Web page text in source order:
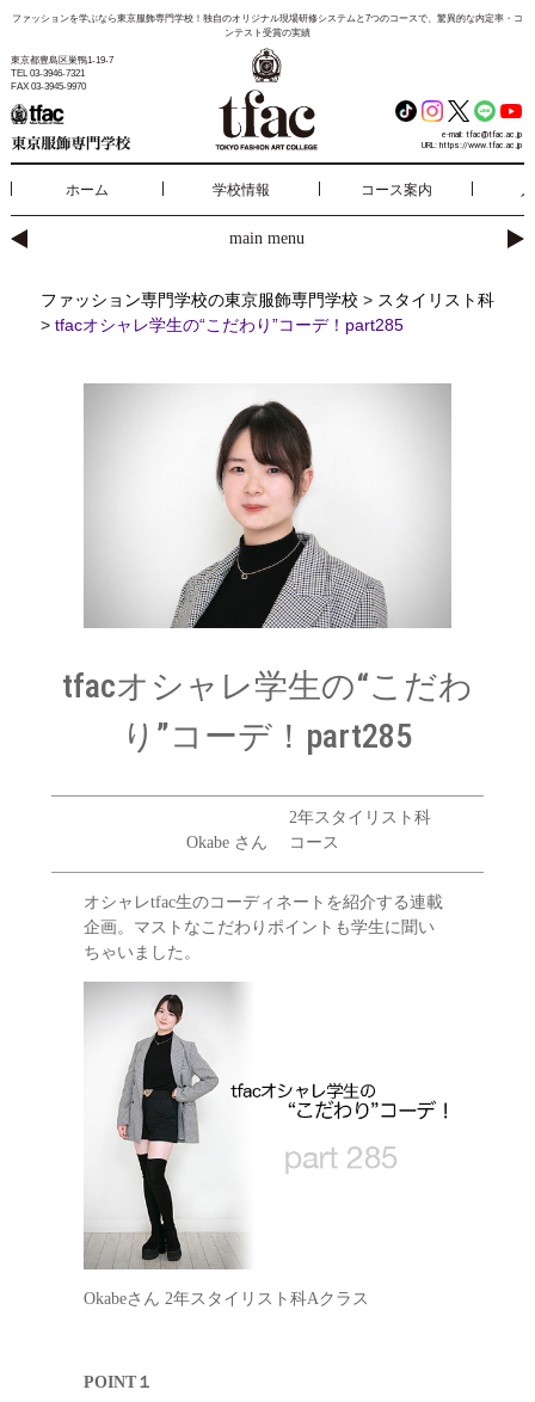
ファッションを学ぶなら東京服飾専門学校！独自のオリジナル現場研修システムと7つのコースで、驚異的な内定率・コ
ンテスト受賞の実績
東京都豊島区巣鴨1-19-7
TEL 03-3946-7321
FAX 03-3945-9970
e-mail: tfac@tfac.ac.jp
URL: https://www.tfac.ac.jp
ホーム 学校情報 コース案内
main menu
ファッション専門学校の東京服飾専門学校 > スタイリスト科
> tfacオシャレ学生の“こだわり”コーデ！part285
tfacオシャレ学生の“こだわ
り”コーデ！part285
Okabe さん
2年スタイリスト科
コース
オシャレtfac生のコーディネートを紹介する連載
企画。マストなこだわりポイントも学生に聞い
ちゃいました。
Okabeさん 2年スタイリスト科Aクラス
POINT１